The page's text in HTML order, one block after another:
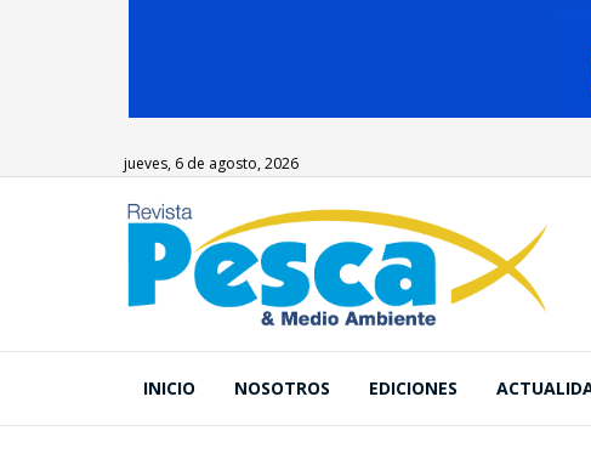
jueves, 6 de agosto, 2026
INICIO NOSOTROS EDICIONES